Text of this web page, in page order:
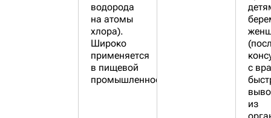
водорода
на атомы
хлора).
Широко
применяется
в пищевой
промышленности.
с
из